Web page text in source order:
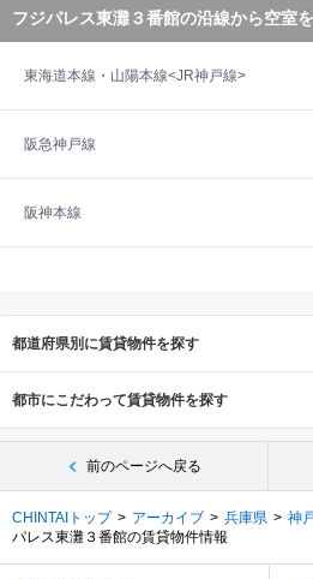
フジパレス東灘３番館の沿線から空室
東海道本線・山陽本線<JR神戸線>
阪急神戸線
阪神本線
都道府県別に賃貸物件を探す
都市にこだわって賃貸物件を探す
前のページへ戻る
CHINTAIトップ アーカイブ 兵庫県 神
パレス東灘３番館の賃貸物件情報